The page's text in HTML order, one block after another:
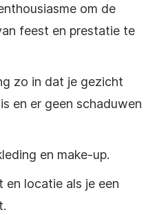
om de
feest en prestatie te
zo in dat je gezicht
en er geen schaduwen
en make-up.
en locatie als je een